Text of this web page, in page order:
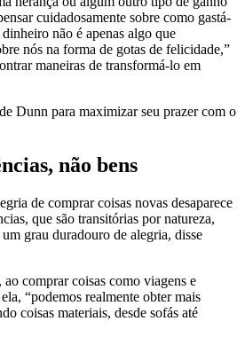
cuidadosamente sobre como gastá-
não é apenas algo que
nós na forma de gotas de felicidade,”
maneiras de transformá-lo em
Dunn para maximizar seu prazer com o
não bens
de comprar coisas novas desaparece
que são transitórias por natureza,
grau duradouro de alegria, disse
comprar coisas como viagens e
“podemos realmente obter mais
coisas materiais, desde sofás até